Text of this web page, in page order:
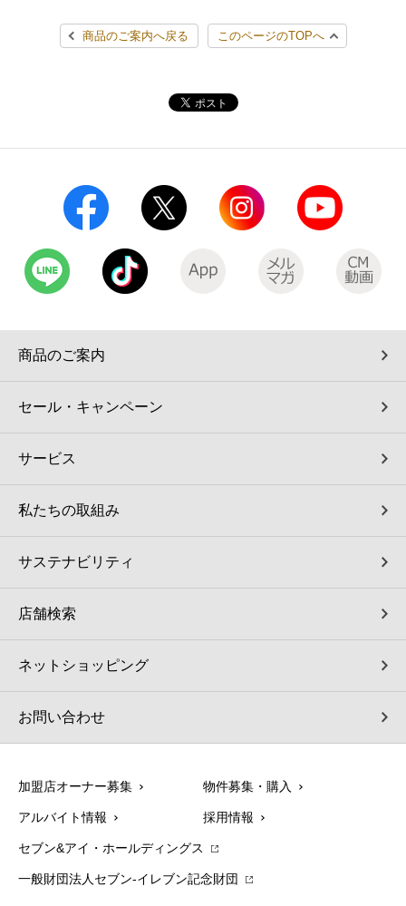
自転車シェアリング（店舗限定）
モバイルバッテリーシェアリング（店舗限定）
セブン-イレブンの歴史
サステナビリティレポート
한국어(서비스)
商品のご案内へ戻る このページのTOPへ
商品のご案内
セール・キャンペーン
サービス
私たちの取組み
サステナビリティ
店舗検索
ネットショッピング
お問い合わせ
加盟店オーナー募集 物件募集・購入
アルバイト情報 採用情報
セブン&アイ・ホールディングス
一般財団法人セブン-イレブン記念財団